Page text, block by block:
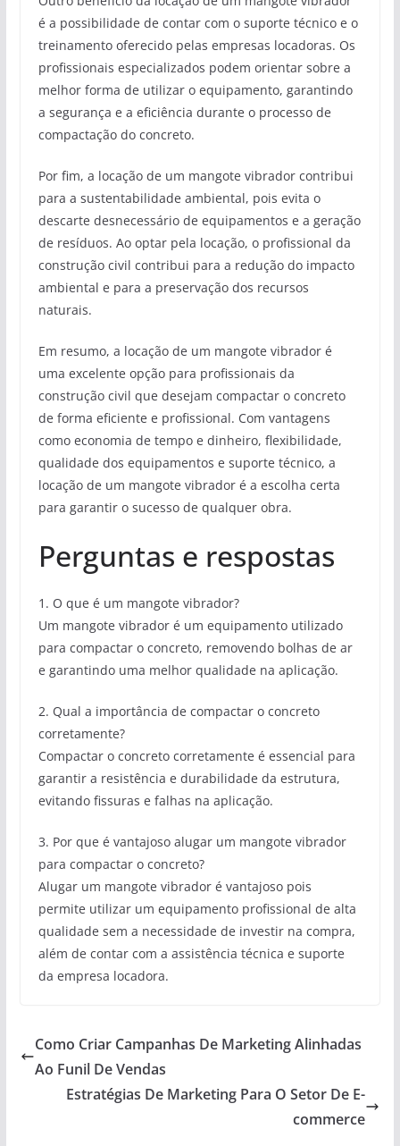
é a possibilidade de contar com o suporte técnico e o
treinamento oferecido pelas empresas locadoras. Os
profissionais especializados podem orientar sobre a
melhor forma de utilizar o equipamento, garantindo
a segurança e a eficiência durante o processo de
compactação do concreto.
Por fim, a locação de um mangote vibrador contribui
para a sustentabilidade ambiental, pois evita o
descarte desnecessário de equipamentos e a geração
de resíduos. Ao optar pela locação, o profissional da
construção civil contribui para a redução do impacto
ambiental e para a preservação dos recursos
naturais.
Em resumo, a locação de um mangote vibrador é
uma excelente opção para profissionais da
construção civil que desejam compactar o concreto
de forma eficiente e profissional. Com vantagens
como economia de tempo e dinheiro, flexibilidade,
qualidade dos equipamentos e suporte técnico, a
locação de um mangote vibrador é a escolha certa
para garantir o sucesso de qualquer obra.
Perguntas e respostas
1. O que é um mangote vibrador?
Um mangote vibrador é um equipamento utilizado
para compactar o concreto, removendo bolhas de ar
e garantindo uma melhor qualidade na aplicação.
2. Qual a importância de compactar o concreto
corretamente?
Compactar o concreto corretamente é essencial para
garantir a resistência e durabilidade da estrutura,
evitando fissuras e falhas na aplicação.
3. Por que é vantajoso alugar um mangote vibrador
para compactar o concreto?
Alugar um mangote vibrador é vantajoso pois
permite utilizar um equipamento profissional de alta
qualidade sem a necessidade de investir na compra,
além de contar com a assistência técnica e suporte
da empresa locadora.
Como Criar Campanhas De Marketing Alinhadas
Ao Funil De Vendas
Estratégias De Marketing Para O Setor De E-
commerce